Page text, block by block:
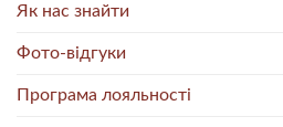
Як нас знайти
Фото-відгуки
Програма лояльності